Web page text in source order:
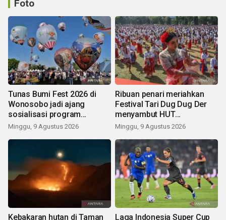
Foto
Tunas Bumi Fest 2026 di
Wonosobo jadi ajang
sosialisasi program
pemerintah lewat balon
Minggu, 9 Agustus 2026
Ribuan penari meriahkan
Festival Tari Dug Dug Der
menyambut HUT
Kemerdekaan
Minggu, 9 Agustus 2026
Kebakaran hutan di Taman
Laga Indonesia Super Cup